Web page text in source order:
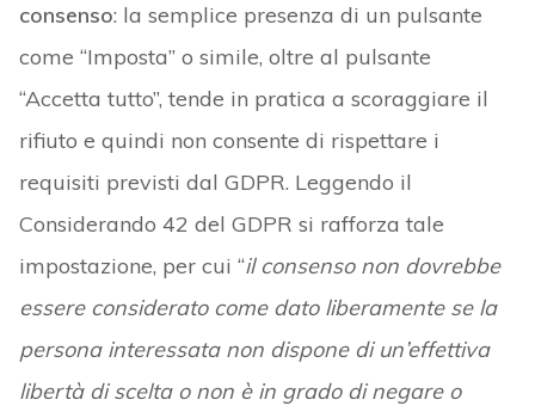
consenso: la semplice presenza di un pulsante
come “Imposta” o simile, oltre al pulsante
“Accetta tutto”, tende in pratica a scoraggiare il
rifiuto e quindi non consente di rispettare i
requisiti previsti dal GDPR. Leggendo il
Considerando 42 del GDPR si rafforza tale
impostazione, per cui “il consenso non dovrebbe
essere considerato come dato liberamente se la
persona interessata non dispone di un’effettiva
libertà di scelta o non è in grado di negare o